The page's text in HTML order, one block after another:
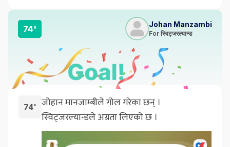
74' Johan Manzambi
For स्विट्जरल्यान्ड
74' जोहान मानजाम्बीले गोल गरेका छन् ।
स्विट्जरल्यान्डले अग्रता लिएको छ ।